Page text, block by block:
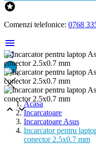

Comenzi telefonice: 0768


Acasa
Incarcatoare
Incarcatoare Asus
Incarcator pentru
conector 2.5x0.7 mm
 